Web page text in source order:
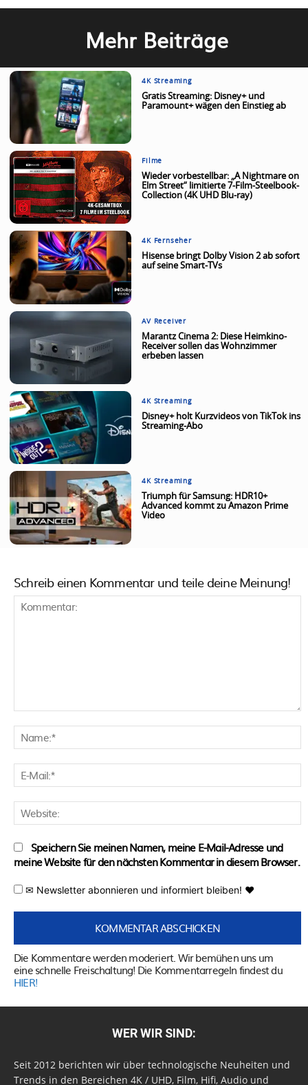
Mehr Beiträge
4K Streaming
Gratis Streaming: Disney+ und
Paramount+ wägen den Einstieg ab
Filme
Wieder vorbestellbar: „A Nightmare on
Elm Street“ limitierte 7-Film-Steelbook-
Collection (4K UHD Blu-ray)
4K Fernseher
Hisense bringt Dolby Vision 2 ab sofort
auf seine Smart-TVs
AV Receiver
Marantz Cinema 2: Diese Heimkino-
Receiver sollen das Wohnzimmer
erbeben lassen
4K Streaming
Disney+ holt Kurzvideos von TikTok ins
Streaming-Abo
4K Streaming
Triumph für Samsung: HDR10+
Advanced kommt zu Amazon Prime
Video
Schreib einen Kommentar und teile deine Meinung!
Speichern Sie meinen Namen, meine E-Mail-Adresse und
meine Website für den nächsten Kommentar in diesem Browser.
✉ Newsletter abonnieren und informiert bleiben! ♥
Die Kommentare werden moderiert. Wir bemühen uns um
eine schnelle Freischaltung! Die Kommentarregeln findest du
HIER!
WER WIR SIND:
Seit 2012 berichten wir über technologische Neuheiten und
Trends in den Bereichen 4K / UHD, Film, Hifi, Audio und